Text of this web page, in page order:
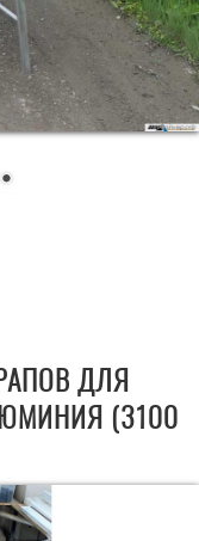
ДЛЯ
(3100